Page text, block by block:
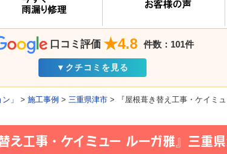
口コミ評価 ★4.8 件数：101件
▼クチコミを見る
」 > 施工事例 > 三重県津市 > 『屋根葺き替え工事・ケイミ
え工事・ケイミュー ルーガ雅』三重